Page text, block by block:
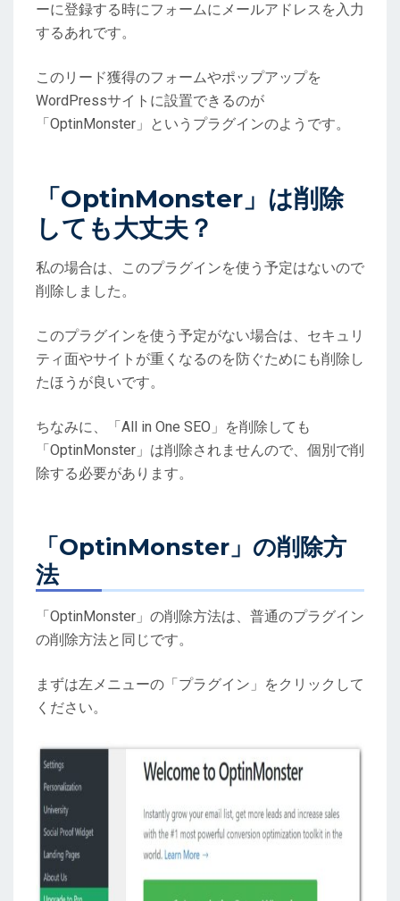
ーに登録する時にフォームにメールアドレスを入力
するあれです。
このリード獲得のフォームやポップアップを
WordPressサイトに設置できるのが
「OptinMonster」というプラグインのようです。
「OptinMonster」は削除
しても大丈夫？
私の場合は、このプラグインを使う予定はないので
削除しました。
このプラグインを使う予定がない場合は、セキュリ
ティ面やサイトが重くなるのを防ぐためにも削除し
たほうが良いです。
ちなみに、「All in One SEO」を削除しても
「OptinMonster」は削除されませんので、個別で削
除する必要があります。
「OptinMonster」の削除方
法
「OptinMonster」の削除方法は、普通のプラグイン
の削除方法と同じです。
まずは左メニューの「プラグイン」をクリックして
ください。